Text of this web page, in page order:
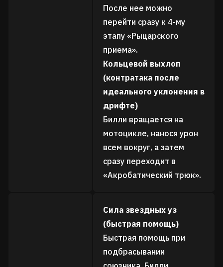
После нее можно
перейти сразу к 4-му
этапу «Рыцарского
приема».
Кольцевой выхлоп
(контратака после
идеального уклонения в
дрифте)
Билли вращается на
мотоцикле, нанося урон
всем вокруг, а затем
сразу переходит в
«Акробатический трюк».
Сила звездных уз
(быстрая помощь)
Быстрая помощь при
подбрасывании